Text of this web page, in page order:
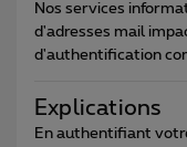
Nos services
d'adresses mail
d'authentification
Explications
En authentifiant